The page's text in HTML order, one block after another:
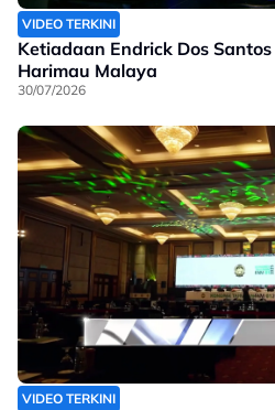
VIDEO TERKINI
Ketiadaan Endrick Dos
Harimau Malaya
30/07/2026
VIDEO TERKINI